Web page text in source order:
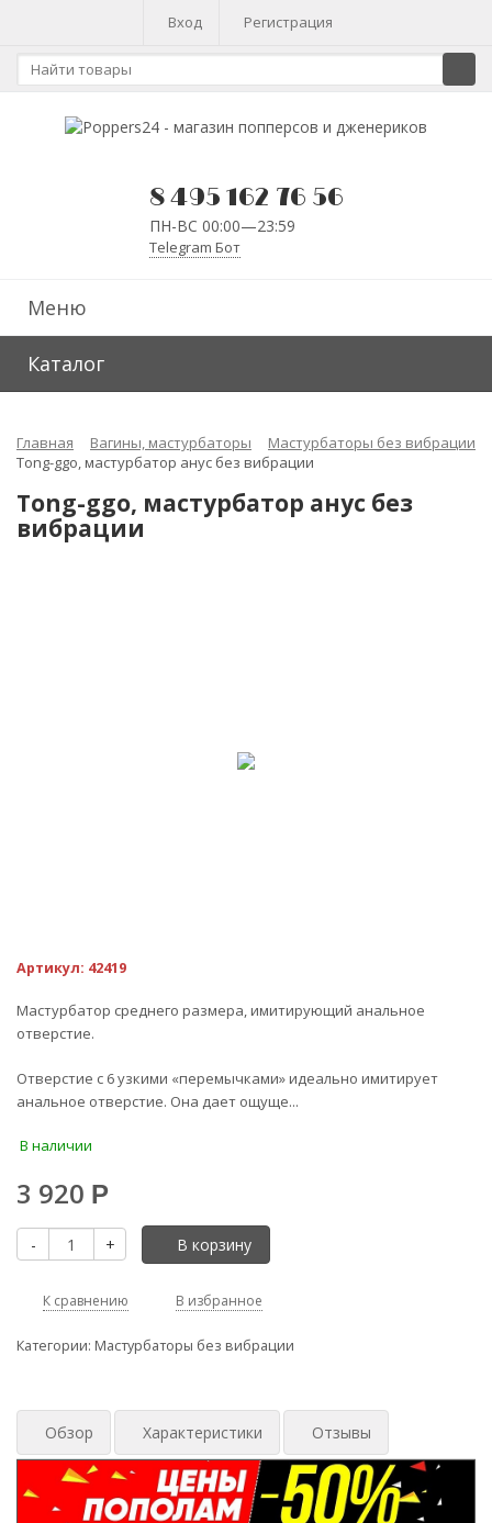
Вход Регистрация
8 495 162 76 56
ПН-ВС 00:00—23:59
Telegram Бот
Меню
Каталог
Главная Вагины, мастурбаторы
Мастурбаторы без вибрации
Tong-ggo, мастурбатор анус без вибрации
Tong-ggo, мастурбатор анус без
вибрации
Артикул: 42419
Мастурбатор среднего размера, имитирующий анальное
отверстие.
Отверстие с 6 узкими «перемычками» идеально имитирует
анальное отверстие. Она дает ощуще...
В наличии
3 920 Р
- + В корзину
К сравнению В избранное
Категории: Мастурбаторы без вибрации
Обзор Характеристики Отзывы